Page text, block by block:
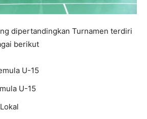
dipertandingkan Turnamen terdiri
berikut
U-15
U-15